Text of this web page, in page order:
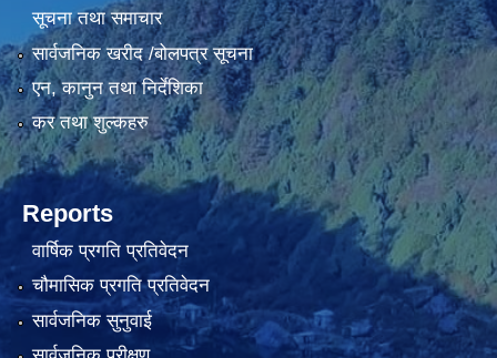
सूचना तथा समाचार
सार्वजनिक खरीद /बोलपत्र सूचना
एन, कानुन तथा निर्देशिका
कर तथा शुल्कहरु
Reports
वार्षिक प्रगति प्रतिवेदन
चौमासिक प्रगति प्रतिवेदन
सार्वजनिक सुनुवाई